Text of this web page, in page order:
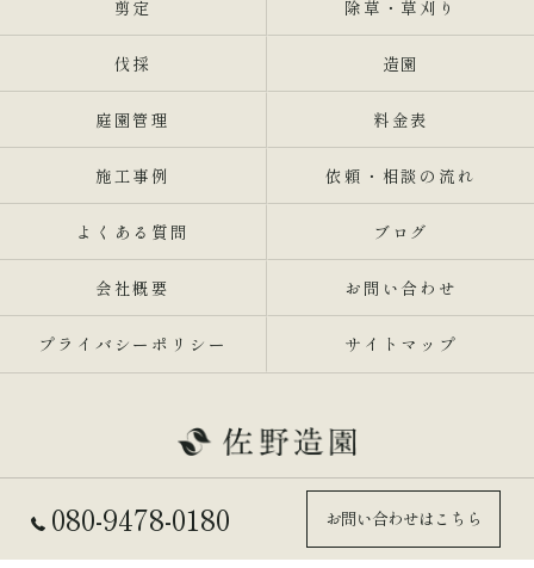
080-9478-0180 お問い合わせはこちら
剪定 除草・草刈り
伐採 造園
庭園管理 料金表
施工事例 依頼・相談の流れ
よくある質問 ブログ
会社概要 お問い合わせ
プライバシーポリシー サイトマップ
© 2026 兵庫県東灘区の剪定業者なら佐野造園 ALL RIGHTS RESERVED.